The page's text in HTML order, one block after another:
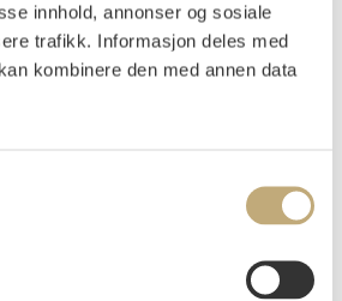
innhold, annonser og sosiale
trafikk. Informasjon deles med
kombinere den med annen data